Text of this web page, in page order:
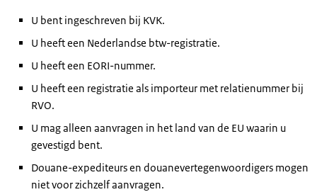
U bent ingeschreven bij KVK.
U heeft een Nederlandse btw-registratie.
U heeft een EORI-nummer.
U heeft een registratie als importeur met relatienummer bij
RVO.
U mag alleen aanvragen in het land van de EU waarin u
gevestigd bent.
Douane-expediteurs en douanevertegenwoordigers mogen
niet voor zichzelf aanvragen.